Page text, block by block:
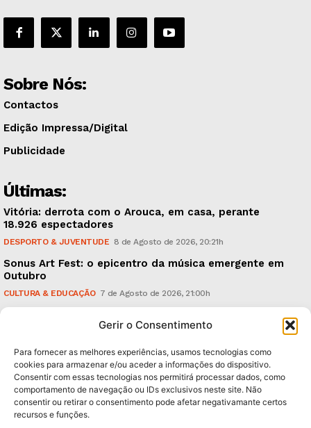
Gerir o Consentimento
Para fornecer as melhores experiências, usamos tecnologias como
cookies para armazenar e/ou aceder a informações do dispositivo.
Consentir com essas tecnologias nos permitirá processar dados, como
comportamento de navegação ou IDs exclusivos neste site. Não
consentir ou retirar o consentimento pode afetar negativamante certos
recursos e funções.
Sobre Nós:
Contactos
Edição Impressa/Digital
Publicidade
Últimas:
Vitória: derrota com o Arouca, em casa, perante
18.926 espectadores
DESPORTO & JUVENTUDE 8 de Agosto de 2026, 20:21h
Sonus Art Fest: o epicentro da música emergente em
Outubro
CULTURA & EDUCAÇÃO 7 de Agosto de 2026, 21:00h
Subscreva Newsletter: